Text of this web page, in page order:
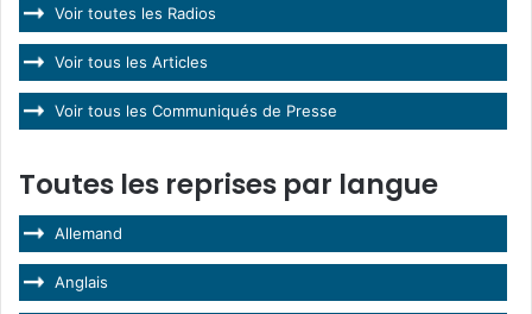
Voir toutes les Radios
Voir tous les Articles
Voir tous les Communiqués de Presse
Toutes les reprises par langue
Allemand
Anglais